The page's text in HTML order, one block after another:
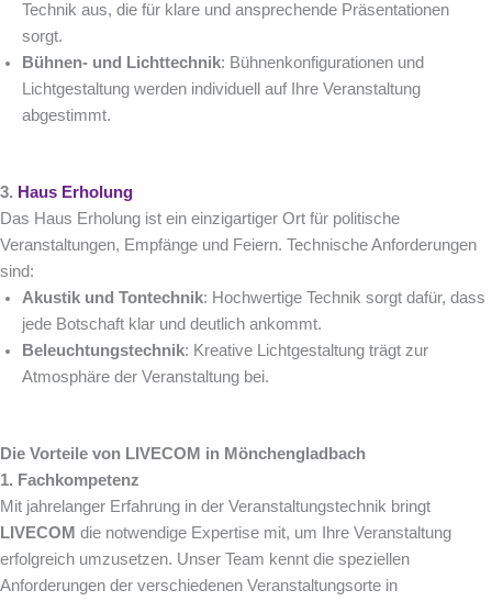
Technik aus, die für klare und ansprechende Präsentationen
sorgt.
Bühnen- und Lichttechnik: Bühnenkonfigurationen und
Lichtgestaltung werden individuell auf Ihre Veranstaltung
abgestimmt.
3. Haus Erholung
Das Haus Erholung ist ein einzigartiger Ort für politische
Veranstaltungen, Empfänge und Feiern. Technische Anforderungen
sind:
Akustik und Tontechnik: Hochwertige Technik sorgt dafür, dass
jede Botschaft klar und deutlich ankommt.
Beleuchtungstechnik: Kreative Lichtgestaltung trägt zur
Atmosphäre der Veranstaltung bei.
Die Vorteile von LIVECOM in Mönchengladbach
1. Fachkompetenz
Mit jahrelanger Erfahrung in der Veranstaltungstechnik bringt
LIVECOM die notwendige Expertise mit, um Ihre Veranstaltung
erfolgreich umzusetzen. Unser Team kennt die speziellen
Anforderungen der verschiedenen Veranstaltungsorte in